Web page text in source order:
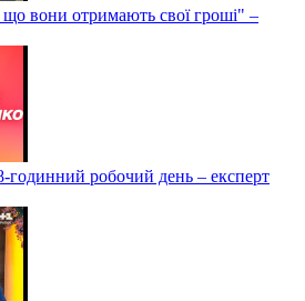
вони отримають свої гроші" –
годинний робочий день – експерт